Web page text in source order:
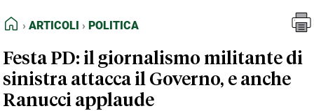
FEED RSS
NORMATIVE DEONTOLOGICHE
TERMINI e CONDIZIONI
HOME
ARTICOLI POLITICA
Festa PD: il giornalismo militante di
sinistra attacca il Governo, e anche
Ranucci applaude